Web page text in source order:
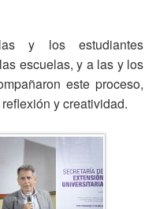
y los estudiantes
escuelas, y a las y los
este proceso,
y creatividad.